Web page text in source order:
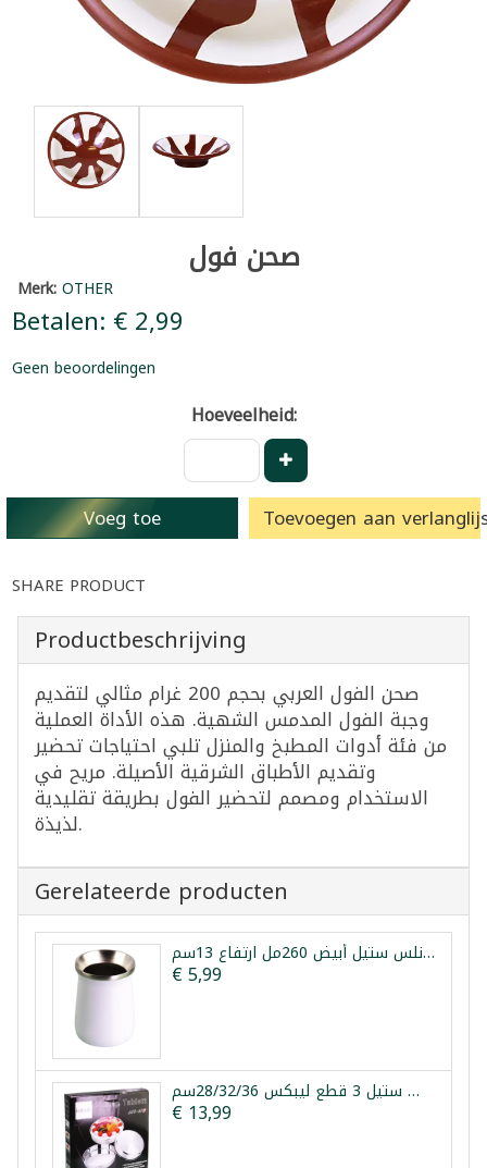
صحن فول
Merk:OTHER
Betalen: € 2,99
Geen beoordelingen
Hoeveelheid:
Voeg toe Toevoegen aan
SHARE PRODUCT
Productbeschrijving
صحن الفول العربي بحجم 200 غرام مثالي لتقديم
وجبة الفول المدمس الشهية. هذه الأداة العملية
من فئة أدوات المطبخ والمنزل تلبي احتياجات تحضير
وتقديم الأطباق الشرقية الأصيلة. مريح في
الاستخدام ومصمم لتحضير الفول بطريقة تقليدية
لذيذة.
Gerelateerde producten
كوب متة حراري ستانلس ستيل أبيض 260مل ارتفاع 13سم
€ 5,99
طقم صواني فرن ستانلس ستيل 3 قطع ليبكس 28/32/36سم
€ 13,99